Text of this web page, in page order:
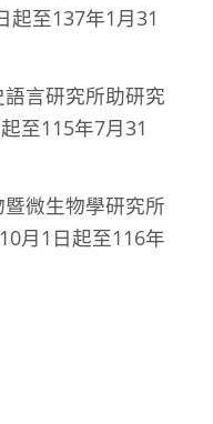
起至137年1月31
言研究所助研究
至115年7月31
微生物學研究所
月1日起至116年